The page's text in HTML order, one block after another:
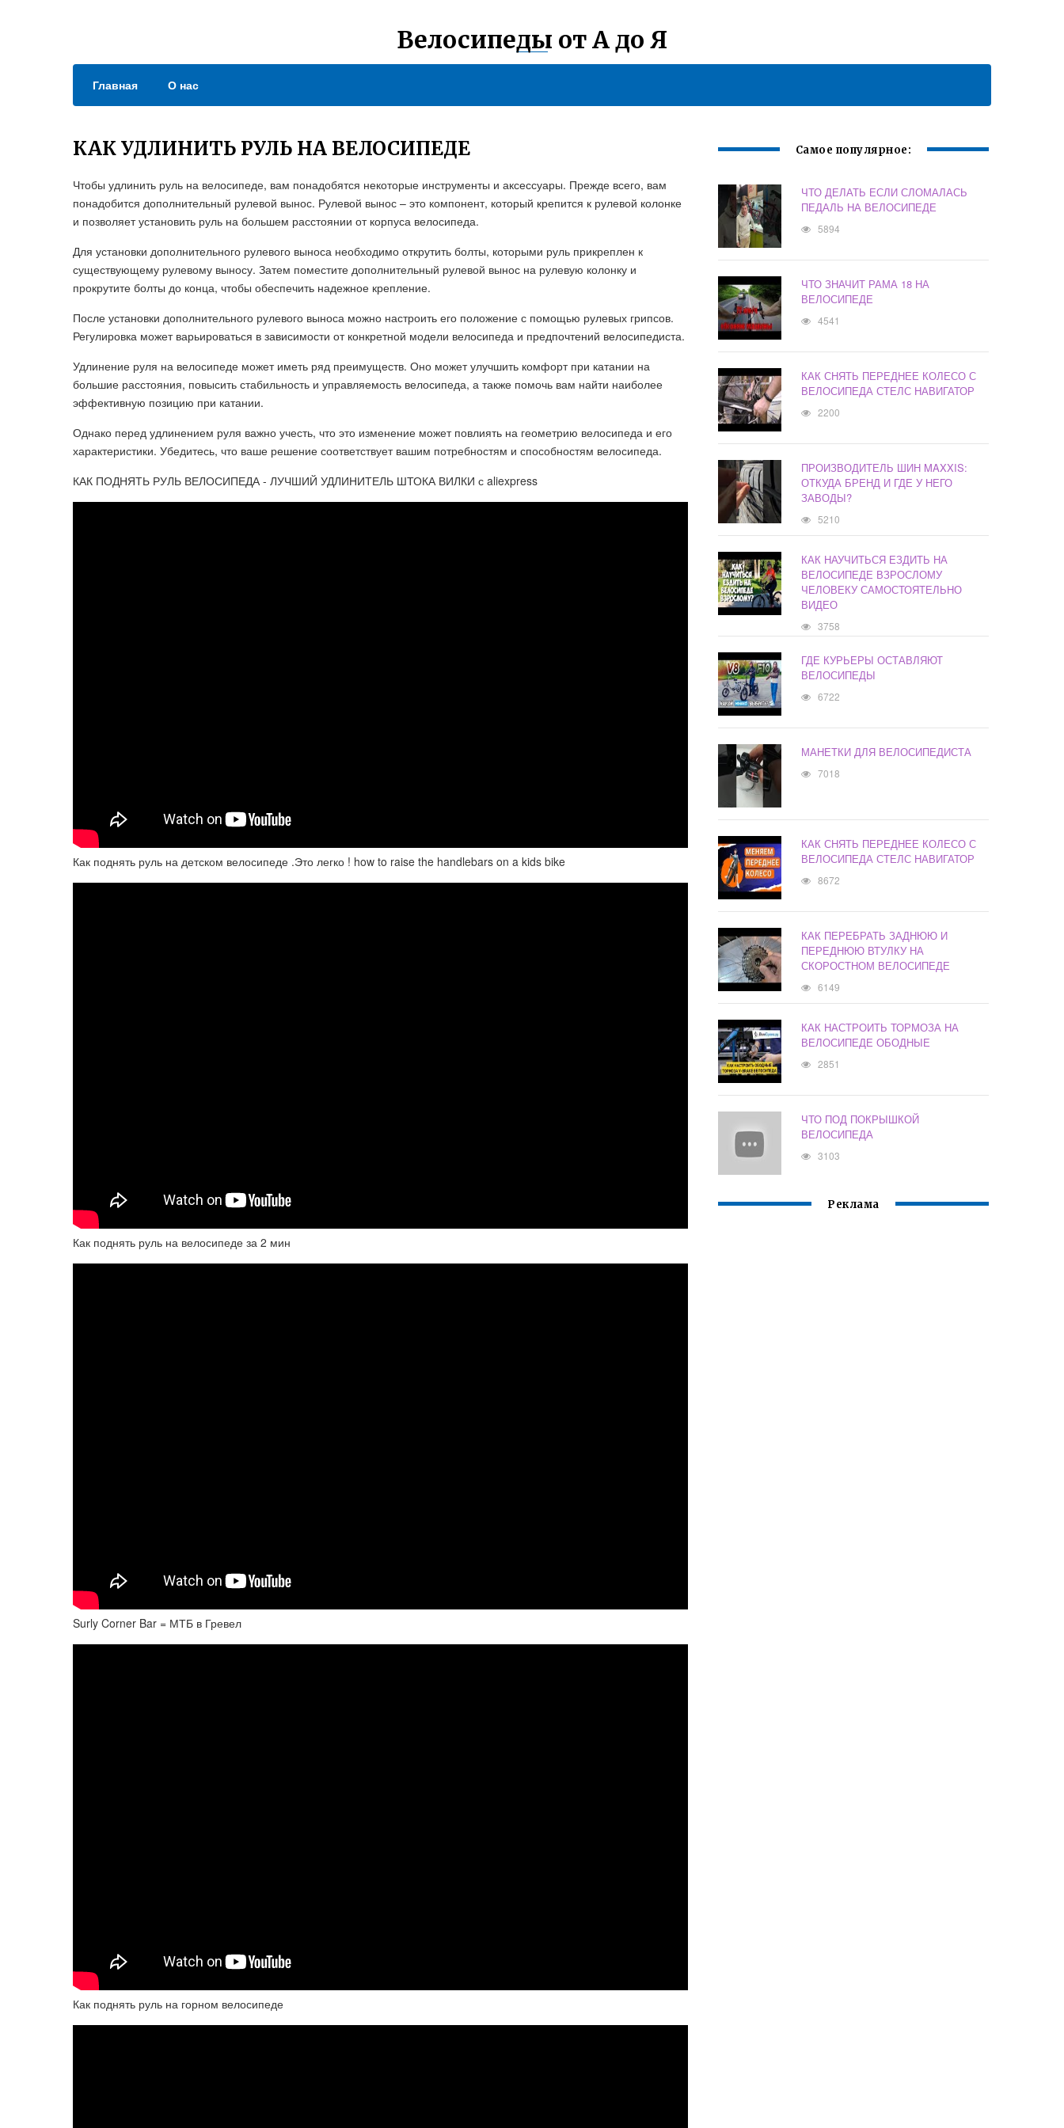
Велосипеды от А до Я
Главная О нас
КАК УДЛИНИТЬ РУЛЬ НА ВЕЛОСИПЕДЕ
Чтобы удлинить руль на велосипеде, вам понадобятся некоторые инструменты и аксессуары. Прежде всего, вам
понадобится дополнительный рулевой вынос. Рулевой вынос – это компонент, который крепится к рулевой колонке
и позволяет установить руль на большем расстоянии от корпуса велосипеда.
Для установки дополнительного рулевого выноса необходимо открутить болты, которыми руль прикреплен к
существующему рулевому выносу. Затем поместите дополнительный рулевой вынос на рулевую колонку и
прокрутите болты до конца, чтобы обеспечить надежное крепление.
После установки дополнительного рулевого выноса можно настроить его положение с помощью рулевых грипсов.
Регулировка может варьироваться в зависимости от конкретной модели велосипеда и предпочтений велосипедиста.
Удлинение руля на велосипеде может иметь ряд преимуществ. Оно может улучшить комфорт при катании на
большие расстояния, повысить стабильность и управляемость велосипеда, а также помочь вам найти наиболее
эффективную позицию при катании.
Однако перед удлинением руля важно учесть, что это изменение может повлиять на геометрию велосипеда и его
характеристики. Убедитесь, что ваше решение соответствует вашим потребностям и способностям велосипеда.
КАК ПОДНЯТЬ РУЛЬ ВЕЛОСИПЕДА - ЛУЧШИЙ УДЛИНИТЕЛЬ ШТОКА ВИЛКИ с aliexpress
Как поднять руль на детском велосипеде .Это легко ! how to raise the handlebars on a kids bike
Как поднять руль на велосипеде за 2 мин
Surly Corner Bar = МТБ в Гревел
Как поднять руль на горном велосипеде
Самое популярное:
ЧТО ДЕЛАТЬ ЕСЛИ СЛОМАЛАСЬ
ПЕДАЛЬ НА ВЕЛОСИПЕДЕ
5894
ЧТО ЗНАЧИТ РАМА 18 НА
ВЕЛОСИПЕДЕ
4541
КАК СНЯТЬ ПЕРЕДНЕЕ КОЛЕСО С
ВЕЛОСИПЕДА СТЕЛС НАВИГАТОР
2200
ПРОИЗВОДИТЕЛЬ ШИН MAXXIS:
ОТКУДА БРЕНД И ГДЕ У НЕГО
ЗАВОДЫ?
5210
КАК НАУЧИТЬСЯ ЕЗДИТЬ НА
ВЕЛОСИПЕДЕ ВЗРОСЛОМУ
ЧЕЛОВЕКУ САМОСТОЯТЕЛЬНО
ВИДЕО
3758
ГДЕ КУРЬЕРЫ ОСТАВЛЯЮТ
ВЕЛОСИПЕДЫ
6722
МАНЕТКИ ДЛЯ ВЕЛОСИПЕДИСТА
7018
КАК СНЯТЬ ПЕРЕДНЕЕ КОЛЕСО С
ВЕЛОСИПЕДА СТЕЛС НАВИГАТОР
8672
КАК ПЕРЕБРАТЬ ЗАДНЮЮ И
ПЕРЕДНЮЮ ВТУЛКУ НА
СКОРОСТНОМ ВЕЛОСИПЕДЕ
6149
КАК НАСТРОИТЬ ТОРМОЗА НА
ВЕЛОСИПЕДЕ ОБОДНЫЕ
2851
ЧТО ПОД ПОКРЫШКОЙ
ВЕЛОСИПЕДА
3103
Реклама